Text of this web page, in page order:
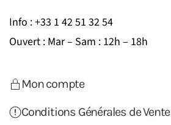
Info : +33 1 42 51 32 54
Ouvert : Mar – Sam : 12h – 18h
Mon compte
Conditions Générales de Vente